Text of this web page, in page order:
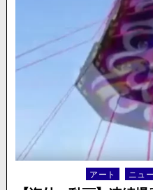
Posted
in
アート ニュ